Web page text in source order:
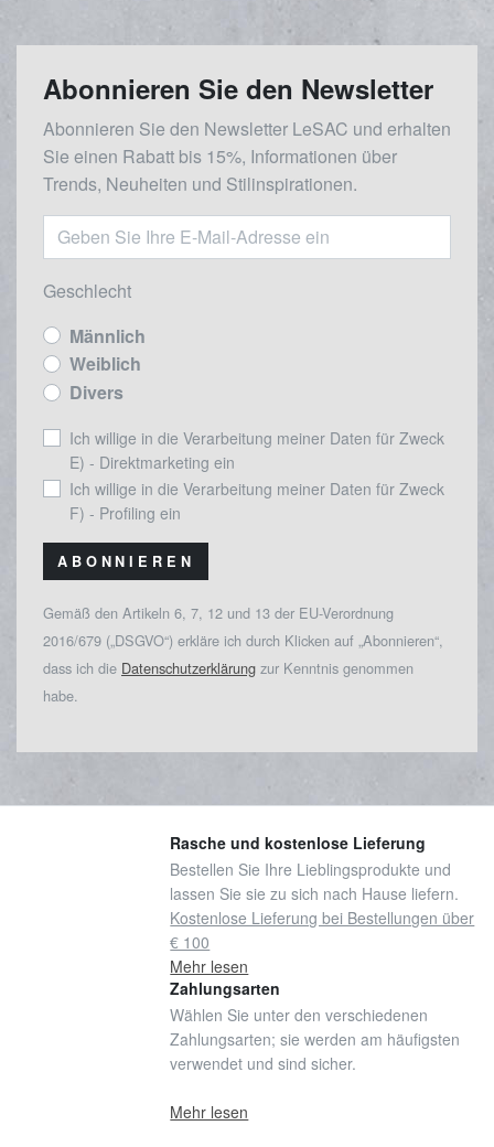
Abonnieren Sie den Newsletter
Abonnieren Sie den Newsletter LeSAC und erhalten
Sie einen Rabatt bis 15%, Informationen über
Trends, Neuheiten und Stilinspirationen.
Geschlecht
Männlich
Weiblich
Divers
Ich willige in die Verarbeitung meiner Daten für Zweck
E) - Direktmarketing ein
Ich willige in die Verarbeitung meiner Daten für Zweck
F) - Profiling ein
ABONNIEREN
Gemäß den Artikeln 6, 7, 12 und 13 der EU-Verordnung
2016/679 („DSGVO“) erkläre ich durch Klicken auf „Abonnieren“,
dass ich die Datenschutzerklärung zur Kenntnis genommen
habe.
Rasche und kostenlose Lieferung
Bestellen Sie Ihre Lieblingsprodukte und
lassen Sie sie zu sich nach Hause liefern.
Kostenlose Lieferung bei Bestellungen über
€ 100
Mehr lesen
Zahlungsarten
Wählen Sie unter den verschiedenen
Zahlungsarten; sie werden am häufigsten
verwendet und sind sicher.
Mehr lesen